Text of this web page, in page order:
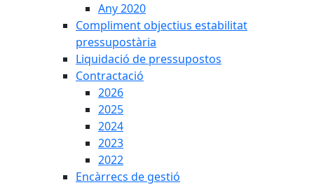
Any 2020
Compliment objectius estabilitat
pressupostària
Liquidació de pressupostos
Contractació
2026
2025
2024
2023
2022
Encàrrecs de gestió